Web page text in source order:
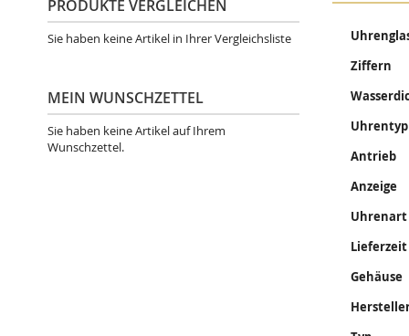
Mehr
Ziffern
Uhrentyp
Antrieb
Anzeige
Uhrenart
Lieferzeit
Gehäuse
PRODUKTE VERGLEICHEN
Sie haben keine Artikel in Ihrer Vergleichsliste
MEIN WUNSCHZETTEL
Sie haben keine Artikel auf Ihrem
Wunschzettel.